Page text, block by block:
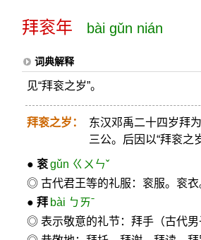
拜衮年 bài gǔn nián
词典解释
见“拜衮之岁”。
拜衮之岁：
东汉邓禹二十四岁拜
三公。后因以“拜衮之
● 衮 gǔn ㄍㄨㄣˇ
◎ 古代君王等的礼服：衮服。衮衣
● 拜 bài ㄅㄞˉ
◎ 表示敬意的礼节：拜手（古代男